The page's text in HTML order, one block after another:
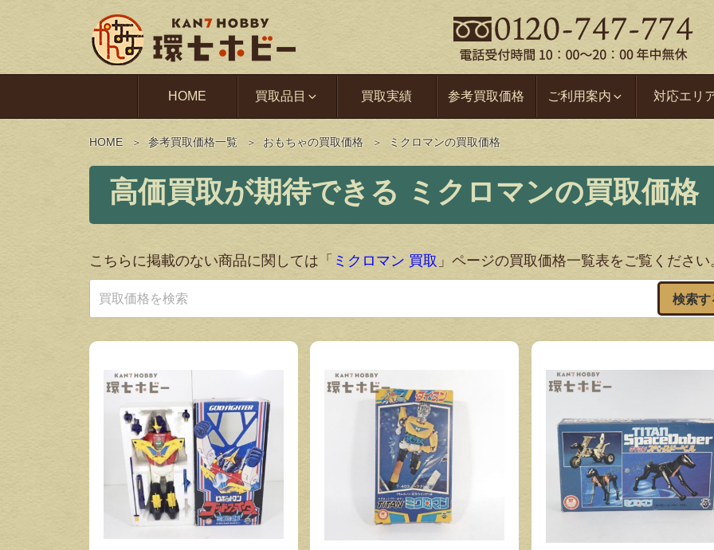
HOME 買取品目 買取実績 参考買取価格 ご利用案内 対応エリ
HOME 参考買取価格一覧 おもちゃの買取価格 ミクロマンの買取価格
ミクロマンの買取価格
こちらに掲載のない商品に関しては「 ミクロマン 買取 」ページの買取価格一覧表をご覧ください
検索す